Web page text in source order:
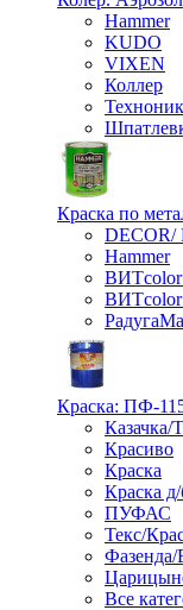
Hammer
KUDO
VIXEN
Коллер
Краска по
DECOR/
Hammer
ВИТcolor
ВИТcolor
Краска: ПФ-
Казачка/
Красиво
Краска
Краска
ПУФАС
Текс/
Фазенда/
Все